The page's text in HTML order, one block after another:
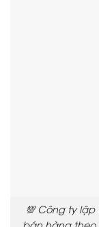
💯 Công ty lập
bán hàng theo